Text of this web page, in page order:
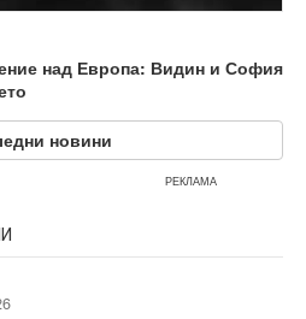
над Европа: Видин и София
новини
РЕКЛАМА